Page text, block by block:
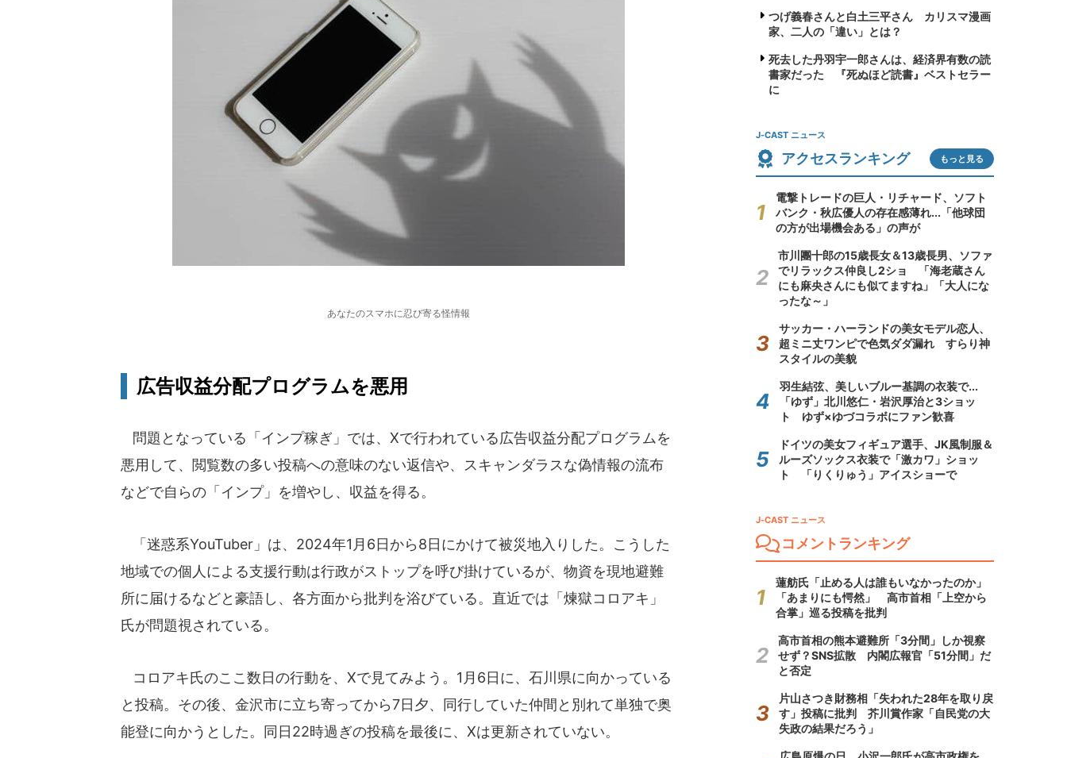
あなたのスマホに忍び寄る怪情報
広告収益分配プログラムを悪用
問題となっている「インプ稼ぎ」では、Xで行われている広告収益分配プログラムを
悪用して、閲覧数の多い投稿への意味のない返信や、スキャンダラスな偽情報の流布
などで自らの「インプ」を増やし、収益を得る。
「迷惑系YouTuber」は、2024年1月6日から8日にかけて被災地入りした。こうした
地域での個人による支援行動は行政がストップを呼び掛けているが、物資を現地避難
所に届けるなどと豪語し、各方面から批判を浴びている。直近では「煉獄コロアキ」
氏が問題視されている。
コロアキ氏のここ数日の行動を、Xで見てみよう。1月6日に、石川県に向かっている
と投稿。その後、金沢市に立ち寄ってから7日夕、同行していた仲間と別れて単独で奥
能登に向かうとした。同日22時過ぎの投稿を最後に、Xは更新されていない。
つげ義春さんと白土三平さん カリスマ漫画
家、二人の「違い」とは？
死去した丹羽宇一郎さんは、経済界有数の読
書家だった 『死ぬほど読書』ベストセラー
に
J-CAST ニュース
アクセスランキング もっと見る
電撃トレードの巨人・リチャード、ソフト
バンク・秋広優人の存在感薄れ...「他球団
の方が出場機会ある」の声が
市川團十郎の15歳長女＆13歳長男、ソファ
でリラックス仲良し2ショ 「海老蔵さん
にも麻央さんにも似てますね」「大人にな
ったな～」
サッカー・ハーランドの美女モデル恋人、
超ミニ丈ワンピで色気ダダ漏れ すらり神
スタイルの美貌
羽生結弦、美しいブルー基調の衣装で...
「ゆず」北川悠仁・岩沢厚治と3ショッ
ト ゆず×ゆづコラボにファン歓喜
ドイツの美女フィギュア選手、JK風制服＆
ルーズソックス衣装で「激カワ」ショッ
ト 「りくりゅう」アイスショーで
J-CAST ニュース
コメントランキング
蓮舫氏「止める人は誰もいなかったのか」
「あまりにも愕然」 高市首相「上空から
合掌」巡る投稿を批判
高市首相の熊本避難所「3分間」しか視察
せず？SNS拡散 内閣広報官「51分間」だ
と否定
片山さつき財務相「失われた28年を取り戻
す」投稿に批判 芥川賞作家「自民党の大
失政の結果だろう」